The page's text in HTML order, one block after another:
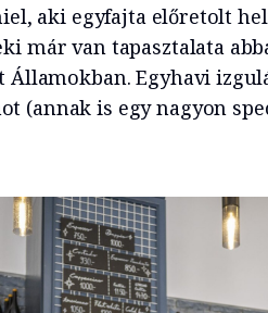
aki egyfajta előretolt
már van tapasztalata
Államokban. Egyhavi
(annak is egy nagyon